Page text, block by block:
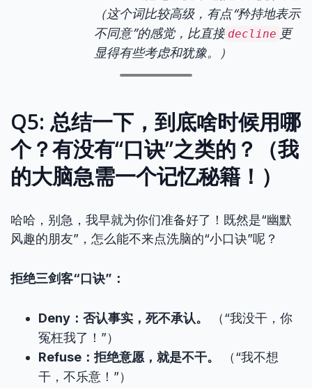
（这个词比较高级，有点“矜持地表示
不同意”的感觉，比直接 decline 更
显得有些考虑和犹豫。）
Q5: 总结一下，到底啥时候用哪
个？有没有“口诀”之类的？（我
的大脑急需一个记忆秘籍！）
哈哈，别急，我早就为你们准备好了！既然是“幽默
风趣的朋友”，怎么能不来点洗脑的“小口诀”呢？
拒绝三剑客“口诀”：
Deny：否认事实，死不承认。
（“我没干，你
冤枉我了！”）
Refuse：拒绝意愿，就是不干。
（“我不想
干，不乐意！”）